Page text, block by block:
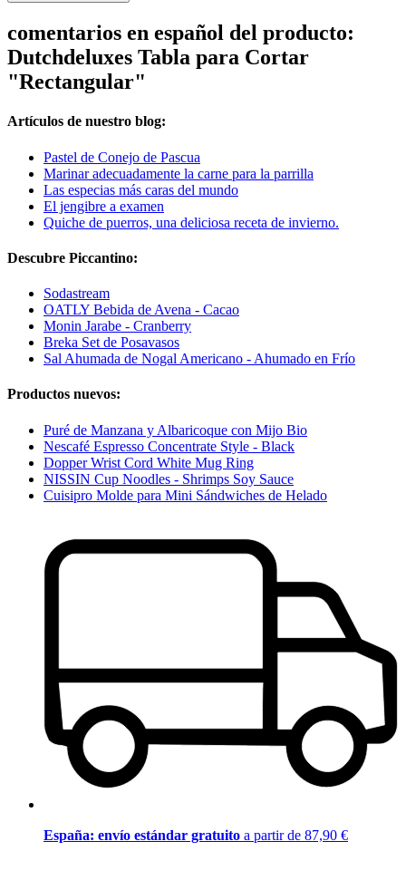
comentarios en español del producto:
Dutchdeluxes Tabla para Cortar
"Rectangular"
Artículos de nuestro blog:
Pastel de Conejo de Pascua
Marinar adecuadamente la carne para la parrilla
Las especias más caras del mundo
El jengibre a examen
Quiche de puerros, una deliciosa receta de invierno.
Descubre Piccantino:
Sodastream
OATLY Bebida de Avena - Cacao
Monin Jarabe - Cranberry
Breka Set de Posavasos
Sal Ahumada de Nogal Americano - Ahumado en Frío
Productos nuevos:
Puré de Manzana y Albaricoque con Mijo Bio
Nescafé Espresso Concentrate Style - Black
Dopper Wrist Cord White Mug Ring
NISSIN Cup Noodles - Shrimps Soy Sauce
Cuisipro Molde para Mini Sándwiches de Helado
España: envío estándar gratuito a partir de 87,90 €